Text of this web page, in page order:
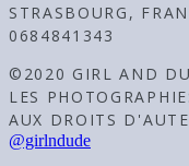
STRASBOURG,
0684841343
©2020 GIRL AND
LES
AUX DROITS
@girlndude